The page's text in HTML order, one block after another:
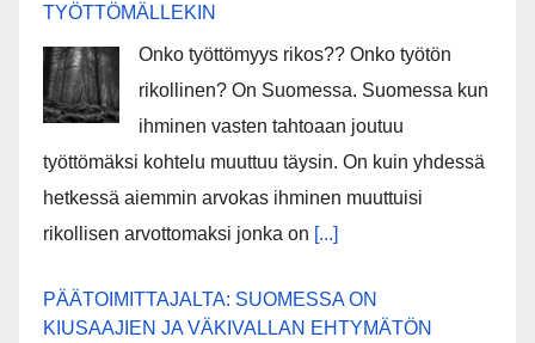
TYÖTTÖMÄLLEKIN
Onko työttömyys rikos?? Onko työtön
rikollinen? On Suomessa. Suomessa kun
ihminen vasten tahtoaan joutuu
työttömäksi kohtelu muuttuu täysin. On kuin yhdessä
hetkessä aiemmin arvokas ihminen muuttuisi
rikollisen arvottomaksi jonka on [...]
PÄÄTOIMITTAJALTA: SUOMESSA ON
KIUSAAJIEN JA VÄKIVALLAN EHTYMÄTÖN